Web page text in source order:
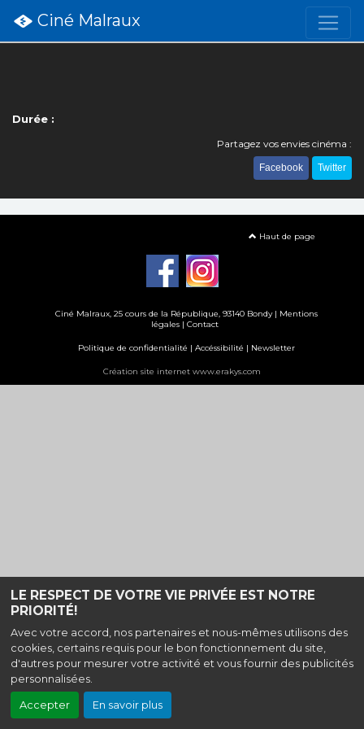
LE RESPECT DE VOTRE VIE PRIVÉE EST NOTRE
PRIORITÉ!
Avec votre accord, nos partenaires et nous-mêmes utilisons des
cookies, certains requis pour le bon fonctionnement du site,
d'autres pour mesurer votre activité et vous fournir des publicités
personnalisées.
Accepter En savoir plus
Ciné Malraux
Durée :
Partagez vos envies cinéma :
Facebook Twitter
Haut de page
Ciné Malraux, 25 cours de la République, 93140 Bondy | Mentions
légales | Contact
Politique de confidentialité | Accéssibilité | Newsletter
Création site internet www.erakys.com